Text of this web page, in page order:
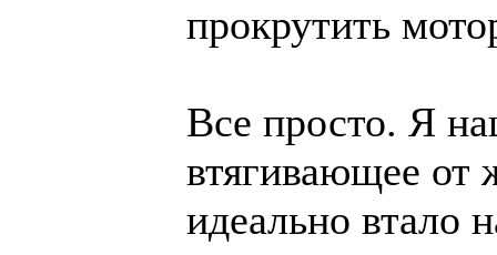
прокрутить
Все просто. Я
втягивающее от
идеально втало